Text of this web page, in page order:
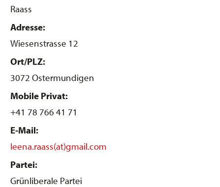
Raass
Adresse:
Wiesenstrasse 12
Ort/PLZ:
3072 Ostermundigen
Mobile Privat:
+41 78 766 41 71
E-Mail:
leena.raass(at)gmail.com
Partei:
Grünliberale Partei